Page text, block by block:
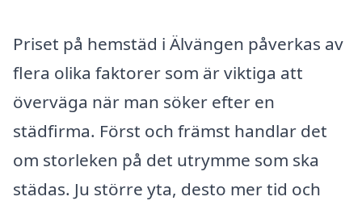
Priset på hemstäd i Älvängen påverkas av
flera olika faktorer som är viktiga att
överväga när man söker efter en
städfirma. Först och främst handlar det
om storleken på det utrymme som ska
städas. Ju större yta, desto mer tid och